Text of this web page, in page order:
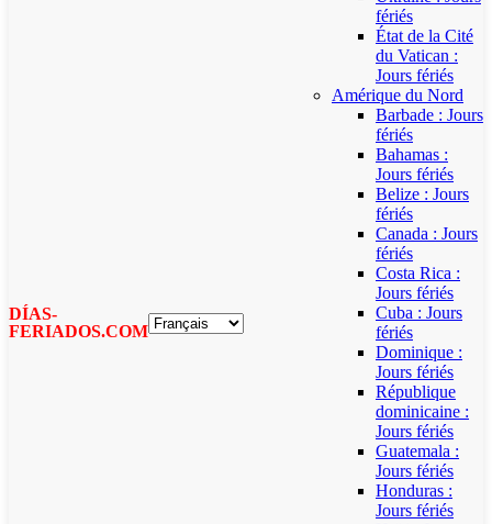
DÍAS-
FERIADOS.COM
fériés
État de la Cité
du Vatican :
Jours fériés
Amérique du Nord
Barbade : Jours
fériés
Bahamas :
Jours fériés
Belize : Jours
fériés
Canada : Jours
fériés
Costa Rica :
Jours fériés
Cuba : Jours
fériés
Dominique :
Jours fériés
République
dominicaine :
Jours fériés
Guatemala :
Jours fériés
Honduras :
Jours fériés